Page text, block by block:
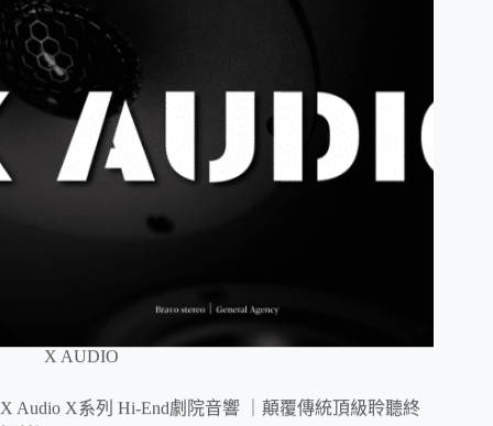
X AUDIO
X Audio X系列 Hi-End劇院音響 ｜顛覆傳統頂級聆聽終